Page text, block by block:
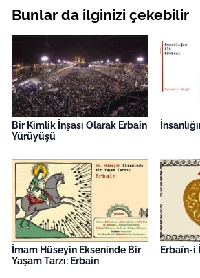
Bunlar da ilginizi çekebilir
Bir Kimlik İnşası Olarak Erbaîn
Yürüyüşü
İmam Hüseyin Ekseninde Bir
Yaşam Tarzı: Erbain
Erbaîn-i